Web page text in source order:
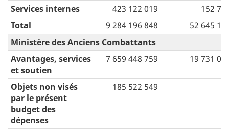
Services internes 423 122 019
152
Total
9 284 196 848
52 645
Ministère des Anciens Combattants
Avantages, services
et soutien
7 659 448 759 19 731
Objets non visés
par le présent
budget des
dépenses
185 522 549